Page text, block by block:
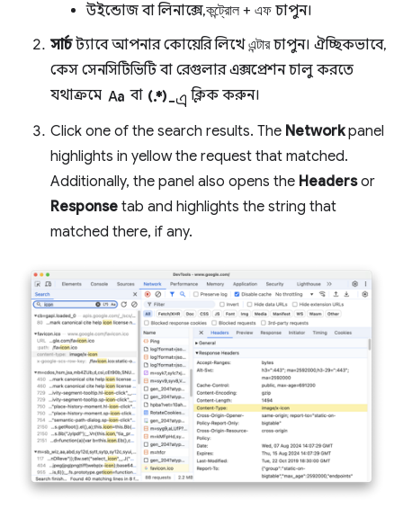
উইন্ডোজ বা লিনাক্সে,কন্ট্রোল + এফ চাপুন।
সার্চট্যাবে আপনার কোয়েরি লিখেএন্টারচাপুন। ঐচ্ছিকভাবে,
কেস সেনসিটিভিটি বা রেগুলার এক্সপ্রেশন চালু করতে
যথাক্রমে match_case বা regular_expression-এ ক্লিক করুন।
Click one of the search results. The Networkpanel
highlights in yellow the request that matched.
Additionally, the panel also opens the Headersor
Response tab and highlights the string that
matched there, if any.